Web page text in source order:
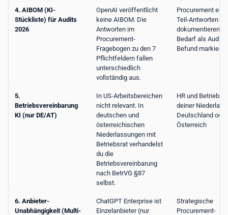
4. AIBOM (KI-
Stückliste) für Audits
2026
OpenAI veröffentlicht
keine AIBOM. Die
Antworten im
Procurement-
Fragebogen zu den 7
Pflichtfeldern fallen
unterschiedlich
vollständig aus.
Procurement
Teil-Antworten
dokumentieren;
Bedarf als Audit-
Befund markieren
5.
Betriebsvereinbarung
KI (nur DE/AT)
In US-Arbeitsbereichen
nicht relevant. In
deutschen und
österreichischen
Niederlassungen mit
Betriebsrat verhandelst
du die
Betriebsvereinbarung
nach BetrVG §87
selbst.
HR und
deiner
Deutschland oder
Österreich
6. Anbieter-
Unabhängigkeit (Multi-
ChatGPT Enterprise ist
Einzelanbieter (nur
Strategische
Procurement-